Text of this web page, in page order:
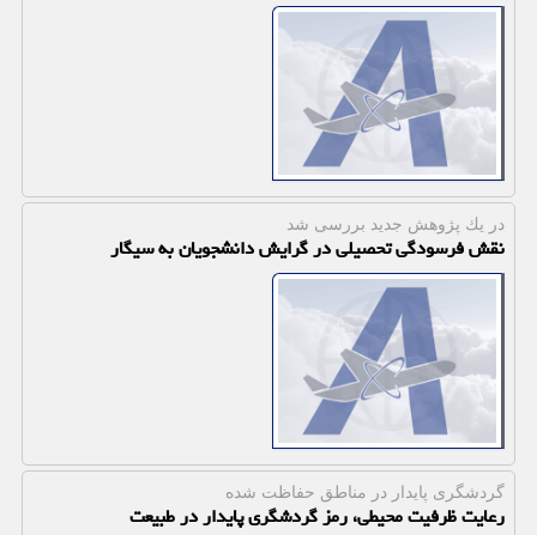
در یك پژوهش جدید بررسی شد
نقش فرسودگی تحصیلی در گرایش دانشجویان به سیگار
گردشگری پایدار در مناطق حفاظت شده
رعایت ظرفیت محیطی، رمز گردشگری پایدار در طبیعت